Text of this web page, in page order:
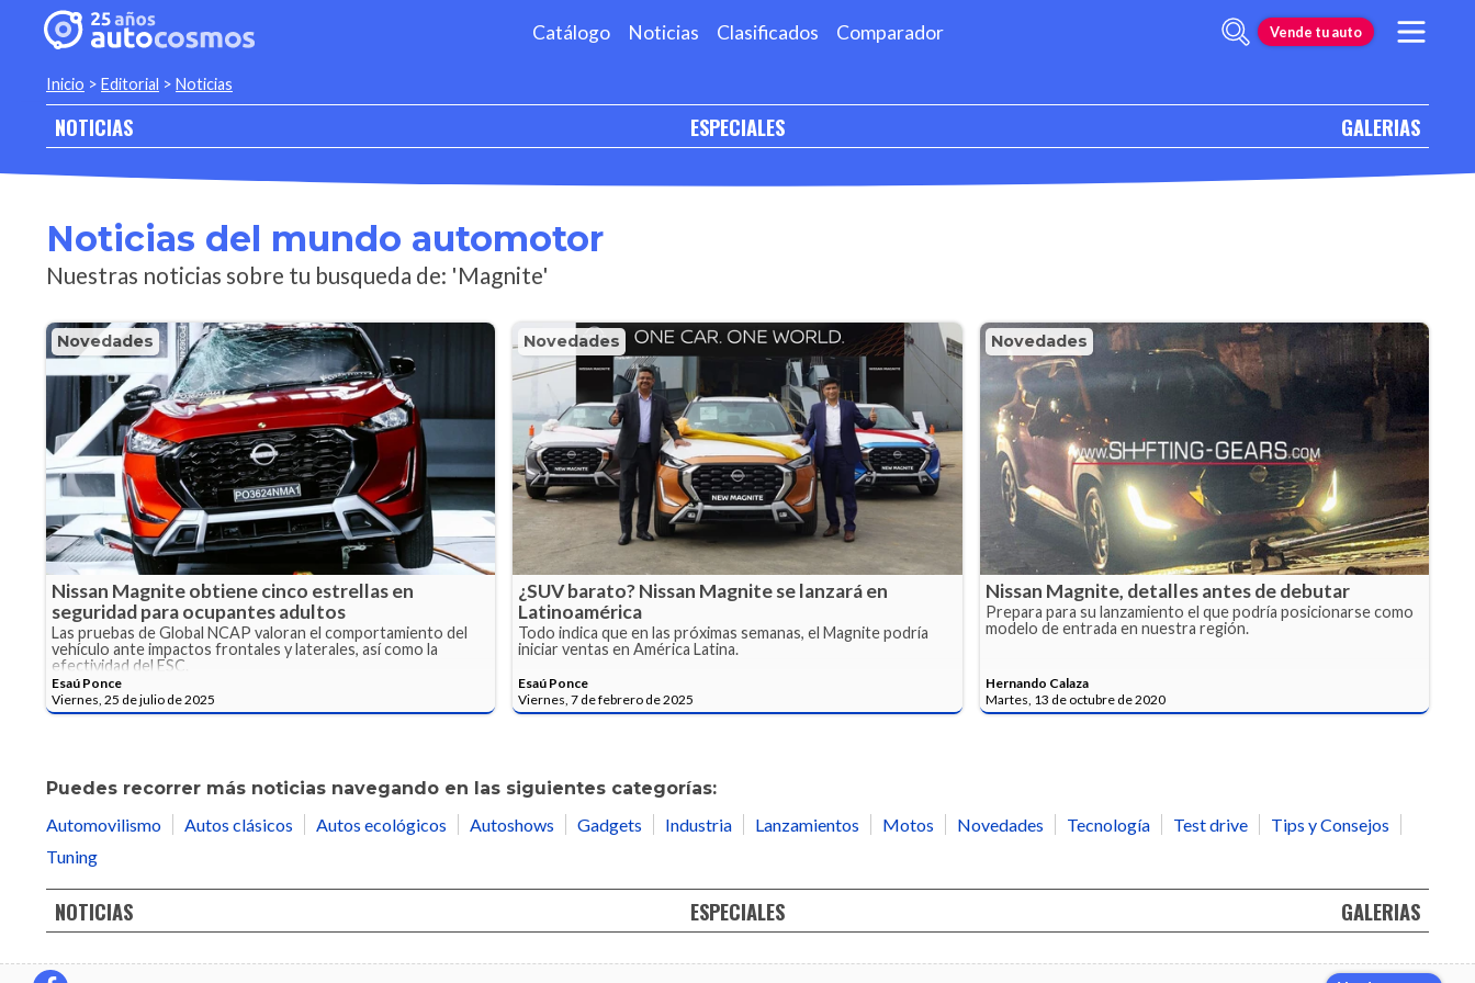
Catálogo Noticias Clasificados Comparador Vende tu auto
Inicio > Editorial > Noticias
NOTICIAS ESPECIALES GALERIAS
Noticias del mundo automotor
Nuestras noticias sobre tu busqueda de: 'Magnite'
Novedades
Nissan Magnite obtiene cinco estrellas en
seguridad para ocupantes adultos
Las pruebas de Global NCAP valoran el comportamiento del
vehículo ante impactos frontales y laterales, así como la
efectividad del ESC.
Esaú Ponce
Viernes, 25 de julio de 2025
Novedades
¿SUV barato? Nissan Magnite se lanzará en
Latinoamérica
Todo indica que en las próximas semanas, el Magnite podría
iniciar ventas en América Latina.
Esaú Ponce
Viernes, 7 de febrero de 2025
Novedades
Nissan Magnite, detalles antes de debutar
Prepara para su lanzamiento el que podría posicionarse como
modelo de entrada en nuestra región.
Hernando Calaza
Martes, 13 de octubre de 2020
Puedes recorrer más noticias navegando en las siguientes categorías:
Automovilismo
Autos clásicos Autos ecológicos Autoshows Gadgets Industria Lanzamientos Motos Novedades Tecnología Test drive
Tips y Consejos
Tuning
NOTICIAS ESPECIALES GALERIAS